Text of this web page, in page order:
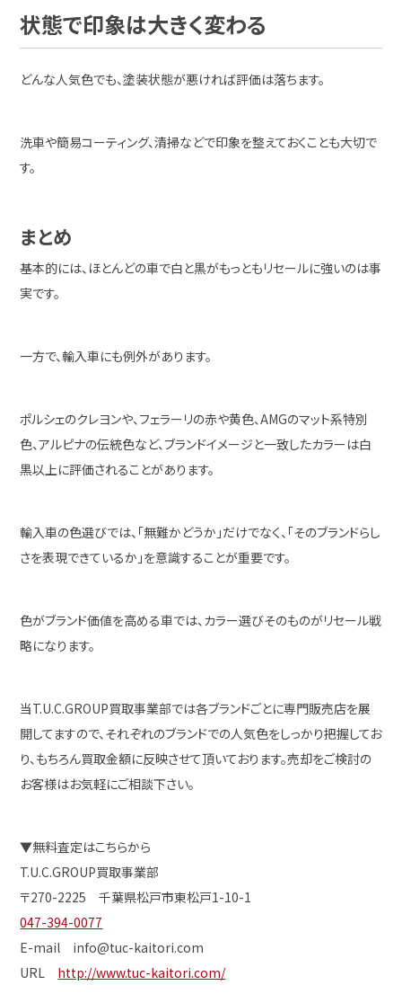
状態で印象は大きく変わる
どんな人気色でも、塗装状態が悪ければ評価は落ちます。
洗車や簡易コーティング、清掃などで印象を整えておくことも大切で
す。
まとめ
基本的には、ほとんどの車で白と黒がもっともリセールに強いのは事
実です。
一方で、輸入車にも例外があります。
ポルシェのクレヨンや、フェラーリの赤や黄色、AMGのマット系特別
色、アルピナの伝統色など、ブランドイメージと一致したカラーは白
黒以上に評価されることがあります。
輸入車の色選びでは、「無難かどうか」だけでなく、「そのブランドらし
さを表現できているか」を意識することが重要です。
色がブランド価値を高める車では、カラー選びそのものがリセール戦
略になります。
当T.U.C.GROUP買取事業部では各ブランドごとに専門販売店を展
開してますので、それぞれのブランドでの人気色をしっかり把握してお
り、もちろん買取金額に反映させて頂いております。売却をご検討の
お客様はお気軽にご相談下さい。
▼無料査定はこちらから
T.U.C.GROUP買取事業部
〒270-2225 千葉県松戸市東松戸1-10-1
047-394-0077
E-mail info@tuc-kaitori.com
URL http://www.tuc-kaitori.com/